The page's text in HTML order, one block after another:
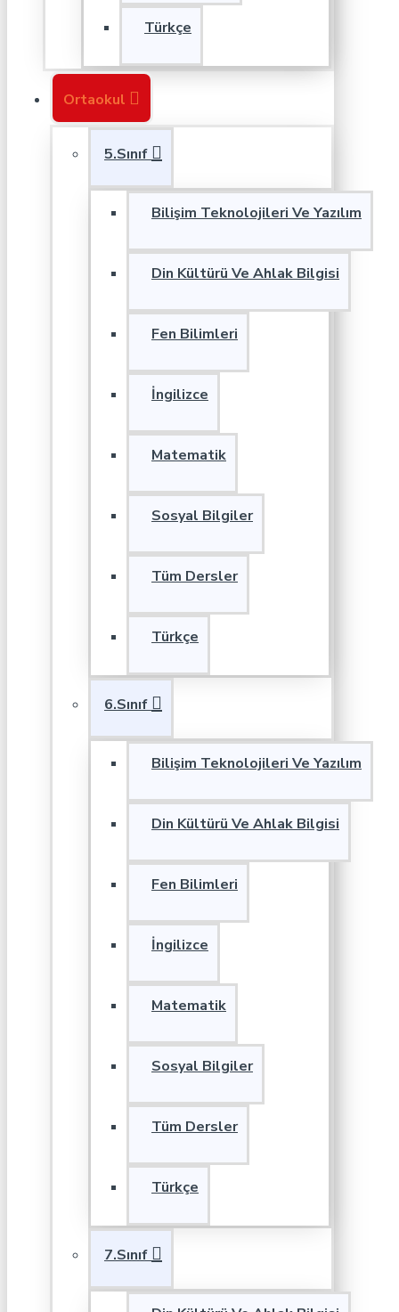
Türkçe
Ortaokul
5.Sınıf
Bilişim Teknolojileri Ve Yazılım
Din Kültürü Ve Ahlak Bilgisi
Fen Bilimleri
İngilizce
Matematik
Sosyal Bilgiler
Tüm Dersler
Türkçe
6.Sınıf
Bilişim Teknolojileri Ve Yazılım
Din Kültürü Ve Ahlak Bilgisi
Fen Bilimleri
İngilizce
Matematik
Sosyal Bilgiler
Tüm Dersler
Türkçe
7.Sınıf